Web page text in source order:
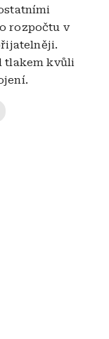
rozpočtu v
tlakem kvůli